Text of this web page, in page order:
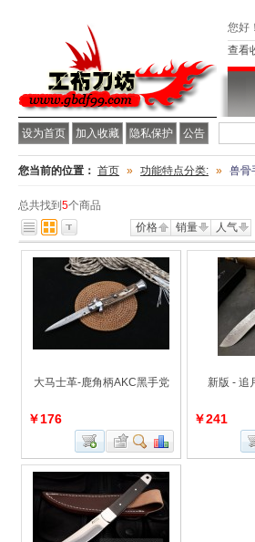
设为首页 加入收藏 隐私保护 公告
您好
查看
您当前的位置： 首页 » 功能特点分类: » 兽骨
总共找到 5个商品
价格
销量 人气
大马士革-鹿角柄AKC黑手党
￥176
新版 - 追
￥241